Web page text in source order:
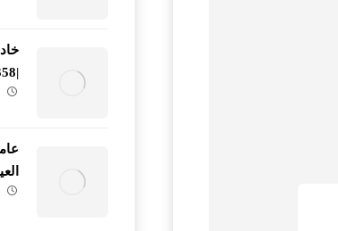
|0585993358|خصم 35%
العين